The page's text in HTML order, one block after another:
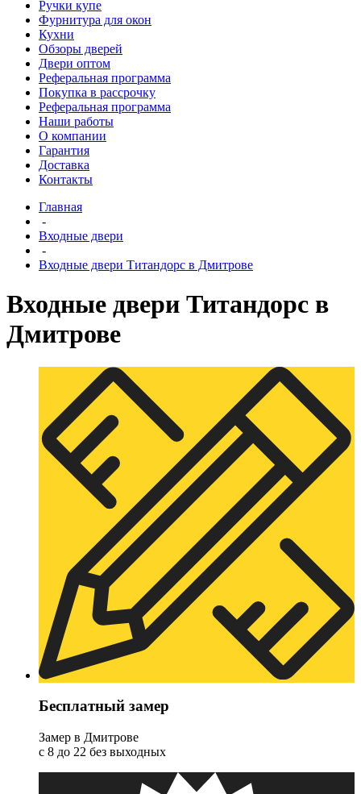
Ручки купе
Фурнитура для окон
Кухни
Обзоры дверей
Двери оптом
Реферальная программа
Покупка в рассрочку
Реферальная программа
Наши работы
О компании
Гарантия
Доставка
Контакты
Главная
-
Входные двери
-
Входные двери Титандорс в Дмитрове
Входные двери Титандорс в
Дмитрове
Бесплатный замер
Замер в Дмитрове
с 8 до 22 без выходных